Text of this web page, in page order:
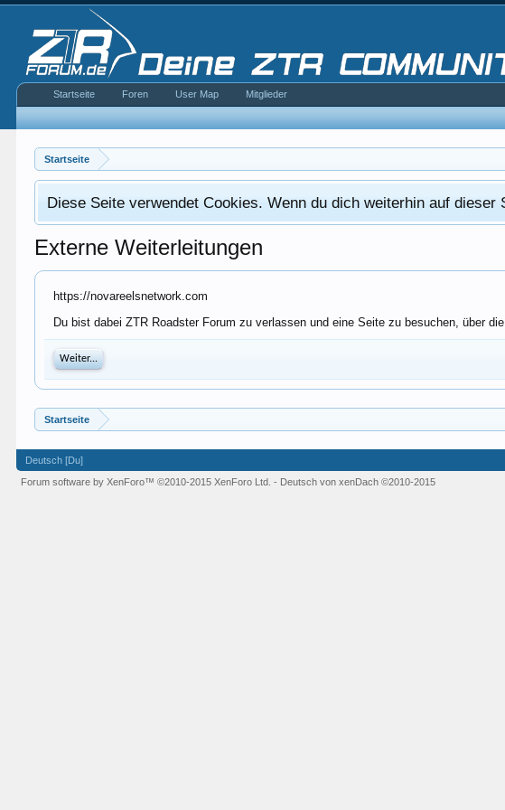
Startseite
Diese Seite verwendet Cookies. Wenn du dich weiterhin auf
Externe Weiterleitungen
https://novareelsnetwork.com
Du bist dabei ZTR Roadster Forum zu verlassen und eine Seite zu besuchen, über
Weiter...
Startseite
Startseite Foren User Map Mitglieder
Deutsch [Du]
Forum software by XenForo™©2010-2015 XenForo Ltd. - Deutsch von xenDach©2010-2015